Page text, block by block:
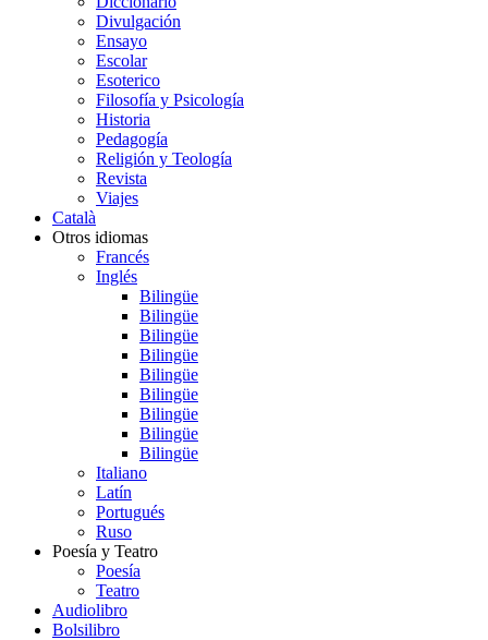
Divulgación
Ensayo
Escolar
Esoterico
Filosofía y Psicología
Historia
Pedagogía
Religión y Teología
Revista
Viajes
Català
Otros idiomas
Francés
Inglés
Bilingüe
Bilingüe
Bilingüe
Bilingüe
Bilingüe
Bilingüe
Bilingüe
Bilingüe
Bilingüe
Italiano
Latín
Portugués
Ruso
Poesía y Teatro
Poesía
Teatro
Audiolibro
Bolsilibro